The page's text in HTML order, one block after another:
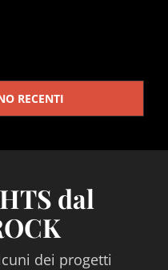
RECENTI
dal
dei progetti